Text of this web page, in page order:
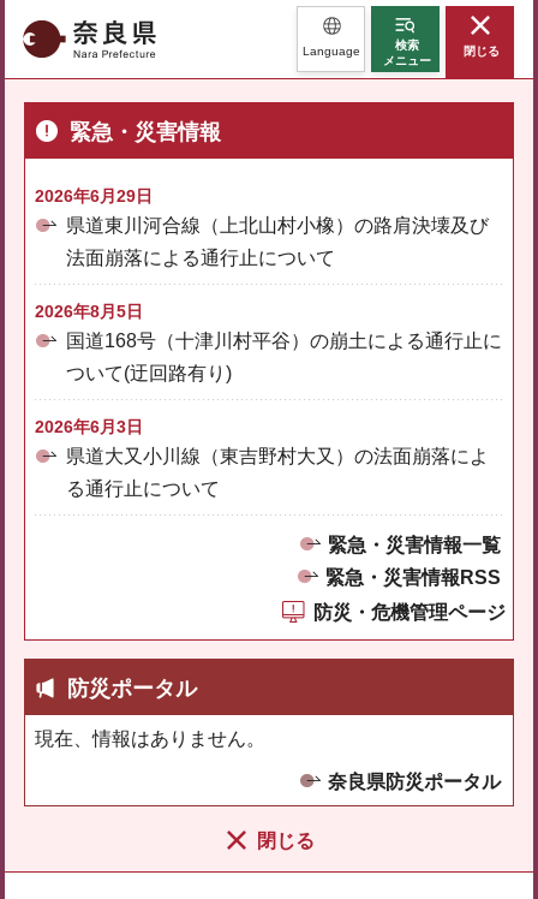
奈良県 Language
検索
メニュー
閉じる
緊急・災害情報
2026年6月29日
県道東川河合線（上北山村小橡）の路肩決壊及び
法面崩落による通行止について
2026年8月5日
国道168号（十津川村平谷）の崩土による通行止に
ついて(迂回路有り)
2026年6月3日
県道大又小川線（東吉野村大又）の法面崩落によ
る通行止について
緊急・災害情報一覧
緊急・災害情報RSS
防災・危機管理ページ
防災ポータル
現在、情報はありません。
奈良県防災ポータル
閉じる